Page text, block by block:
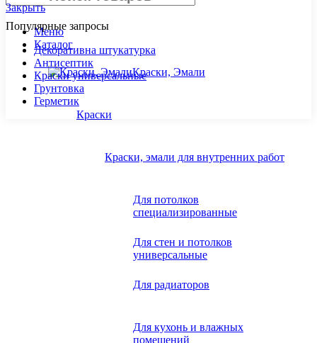
Популярные запросы
Декоративна штукатурка
Антисептик
Краски универсальные
Грунтовка
Герметик
Закрыть
Меню
Каталог
Краски, Эмали
Краски
Краски, эмали для внутренних работ
Для потолков
специализированные
Для стен и потолков
универсальные
Для радиаторов
Для кухонь и влажных
помещений